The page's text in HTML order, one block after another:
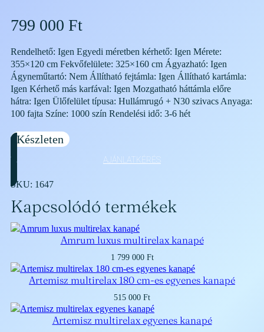
799 000 Ft
Rendelhető: Igen Egyedi méretben kérhető: Igen Mérete:
355×120 cm Fekvőfelülete: 325×160 cm Ágyazható: Igen
Ágyneműtartó: Nem Állítható fejtámla: Igen Állítható kartámla:
Igen Kérhető más karfával: Igen Mozgatható háttámla előre
hátra: Igen Ülőfelület típusa: Hullámrugó + N30 szivacs Anyaga:
100 fajta Színe: 1000 szín Rendelési idő: 3-6 hét
Készleten
AJÁNLATKÉRÉS
SKU: 1647
Kapcsolódó termékek
Amrum luxus multirelax kanapé
1 799 000 Ft
Artemisz multirelax 180 cm-es egyenes kanapé
515 000 Ft
Artemisz multirelax egyenes kanapé